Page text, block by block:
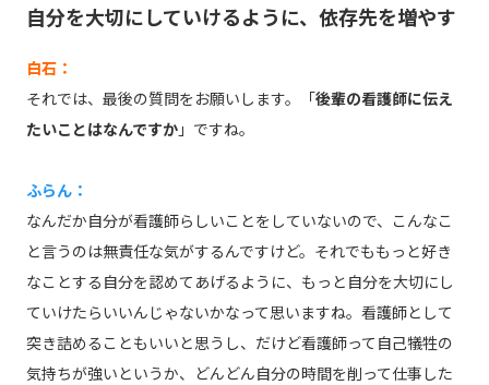
自分を大切にしていけるように、依存先を増やす
白石：
それでは、最後の質問をお願いします。「後輩の看護師に伝え
たいことはなんですか」ですね。
ふらん：
なんだか自分が看護師らしいことをしていないので、こんなこ
と言うのは無責任な気がするんですけど。それでももっと好き
なことする自分を認めてあげるように、もっと自分を大切にし
ていけたらいいんじゃないかなって思いますね。看護師として
突き詰めることもいいと思うし、だけど看護師って自己犠牲の
気持ちが強いというか、どんどん自分の時間を削って仕事した